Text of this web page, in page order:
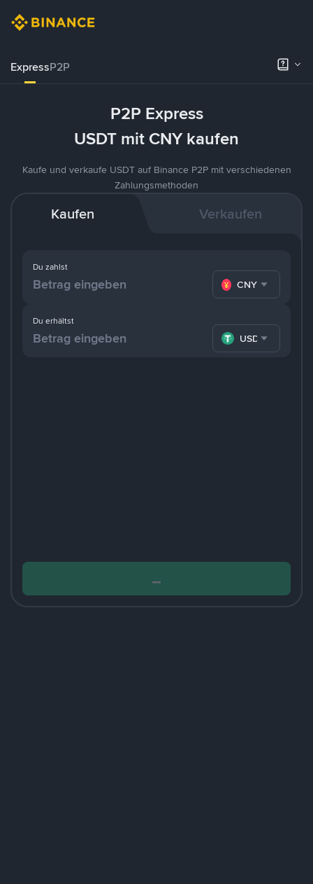
ExpressP2P
P2P Express
USDT mit CNY kaufen
Kaufe und verkaufe USDT auf Binance P2P mit verschiedenen
Zahlungsmethoden
Kaufen Verkaufen
Du zahlst
CNY
Du erhältst
USDT